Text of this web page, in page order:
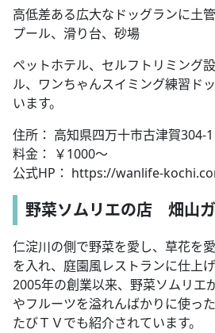
高低差ある広大なドッグランに土
プール、滑り台、砂場
ペットホテル、セルフトリミング
ル、ワンちゃんスイミング練習ド
います。
住所： 高知県四万十市古津賀304-1
料金： ￥1000～
公式HP： https://wanlife-
野菜ソムリエの店 畑山
仁淀川の側で野菜を愛し、草花を
を入れ、庭園風レストランに仕上
2005年の創業以来、野菜ソムリエ
やフルーツを溢れんばかりに使っ
たびＴＶでも紹介されています。